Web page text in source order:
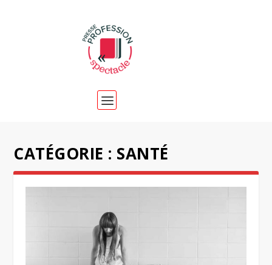
CATÉGORIE : SANTÉ